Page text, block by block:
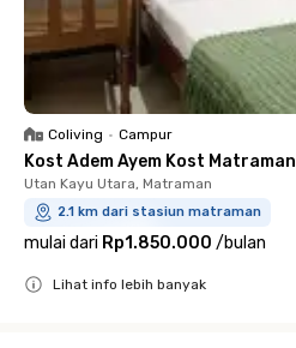
Coliving • Campur
Kost Adem Ayem Kost Matraman
Utan Kayu Utara, Matraman
2.1 km dari stasiun matraman
mulai dari Rp1.850.000 /bulan
Lihat info lebih banyak